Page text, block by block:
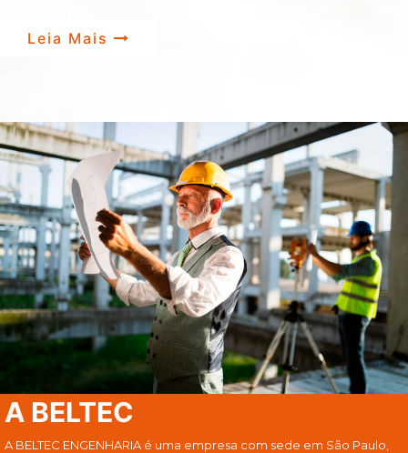
Leia Mais
A BELTEC
A BELTEC ENGENHARIA é uma empresa com sede em São Paulo,